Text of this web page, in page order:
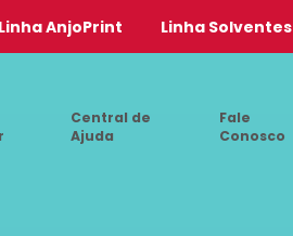
Linha AnjoPrint
Linha Solventes
Central de
Ajuda
Fale
Conosco